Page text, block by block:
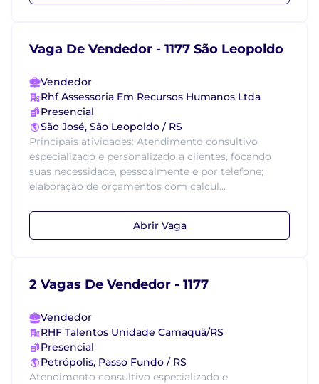
Vaga De Vendedor - 1177 São Leopoldo
Vendedor
Rhf Assessoria Em Recursos Humanos Ltda
Presencial
São José, São Leopoldo / RS
Principais atividades: Atendimento consultivo
especializado e personalizado a clientes, focando
suas necessidade, pessoalmente e por telefone;
elaboração de orçamentos com cálcul...
Abrir Vaga
2 Vagas De Vendedor - 1177
Vendedor
RHF Talentos Unidade Camaquã/RS
Presencial
Petrópolis, Passo Fundo / RS
Atendimento consultivo especializado e